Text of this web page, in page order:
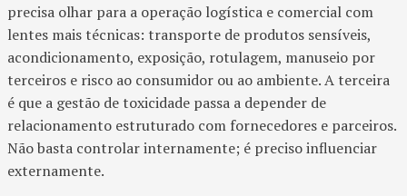
precisa olhar para a operação logística e comercial com
lentes mais técnicas: transporte de produtos sensíveis,
acondicionamento, exposição, rotulagem, manuseio por
terceiros e risco ao consumidor ou ao ambiente. A terceira
é que a gestão de toxicidade passa a depender de
relacionamento estruturado com fornecedores e parceiros.
Não basta controlar internamente; é preciso influenciar
externamente.